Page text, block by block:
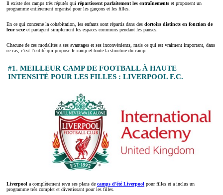
Il existe des camps très réputés qui répartissent parfaitement les entraînements et proposent un
programme entièrement organisé pour les garçons et les filles.
En ce qui concerne la cohabitation, les enfants sont répartis dans des dortoirs distincts en fonction de
leur sexeet partagent simplement les espaces communs pendant les pauses.
Chacune de ces modalités a ses avantages et ses inconvénients, mais ce qui est vraiment important, dans
ce cas, c’est l’entité qui propose le camp et toute la structure du camp.
#1. MEILLEUR CAMP DE FOOTBALL À HAUTE
INTENSITÉ POUR LES FILLES : LIVERPOOL F.C.
Liverpool a complètement revu ses plans de camps d’été Liverpool pour filles et a inclus un
programme très complet et divertissant pour les filles.